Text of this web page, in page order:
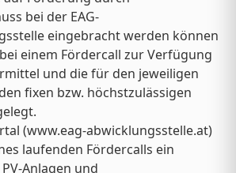
bei der EAG-
eingebracht werden können
einem Fördercall zur Verfügung
und die für den jeweiligen
fixen bzw. höchstzulässigen
(www.eag-abwicklungsstelle.at)
laufenden Fördercalls ein
Anlagen und